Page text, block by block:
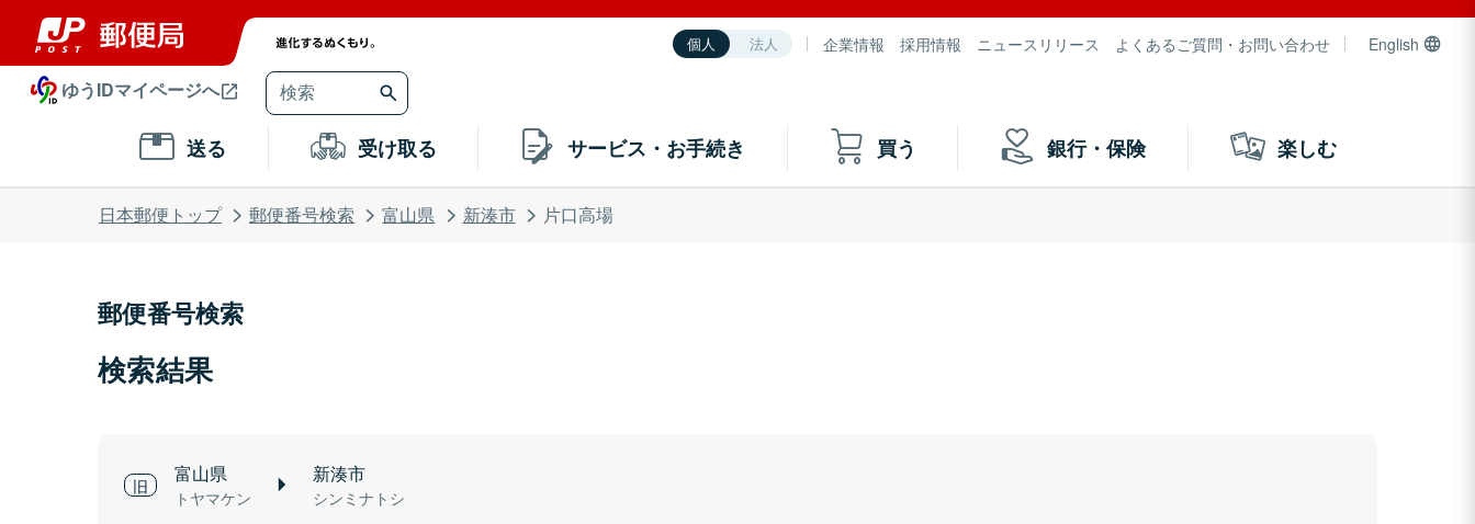
個人 法人 企業情報 採用情報 ニュースリリース よくあるご質問・お問い合わせ English
ゆうIDマイページへ
送る 受け取る サービス・お手続き 買う 銀行・保険 楽しむ
日本郵便トップ 郵便番号検索 富山県 新湊市 片口高場
郵便番号検索
検索結果
富山県
トヤマケン
新湊市
シンミナトシ